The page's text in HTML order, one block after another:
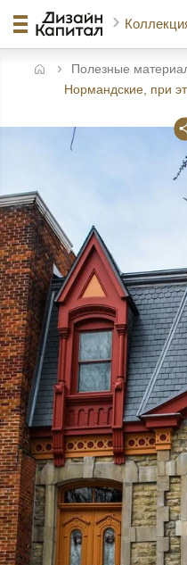
Полезные
Нормандские, при